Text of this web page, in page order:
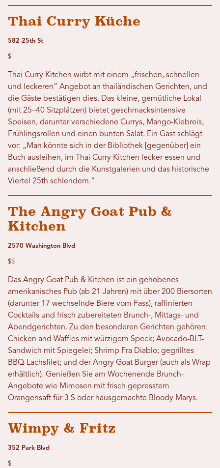
Thai Curry Küche
582 25th St
$
Thai Curry Kitchen wirbt mit einem „frischen, schnellen
und leckeren“ Angebot an thailändischen Gerichten, und
die Gäste bestätigen dies. Das kleine, gemütliche Lokal
(mit 25–40 Sitzplätzen) bietet geschmacksintensive
Speisen, darunter verschiedene Currys, Mango-Klebreis,
Frühlingsrollen und einen bunten Salat. Ein Gast schlägt
vor: „Man könnte sich in der Bibliothek [gegenüber] ein
Buch ausleihen, im Thai Curry Kitchen lecker essen und
anschließend durch die Kunstgalerien und das historische
Viertel 25th schlendern.“
The Angry Goat Pub &
Kitchen
2570 Washington Blvd
$$
Das Angry Goat Pub & Kitchen ist ein gehobenes
amerikanisches Pub (ab 21 Jahren) mit über 200 Biersorten
(darunter 17 wechselnde Biere vom Fass), raffinierten
Cocktails und frisch zubereiteten Brunch-, Mittags- und
Abendgerichten. Zu den besonderen Gerichten gehören:
Chicken and Waffles mit würzigem Speck; Avocado-BLT-
Sandwich mit Spiegelei; Shrimp Fra Diablo; gegrilltes
BBQ-Lachsfilet; und der Angry Goat Burger (auch als Wrap
erhältlich). Genießen Sie am Wochenende Brunch-
Angebote wie Mimosen mit frisch gepresstem
Orangensaft für 3 $ oder hausgemachte Bloody Marys.
Wimpy & Fritz
352 Park Blvd
$